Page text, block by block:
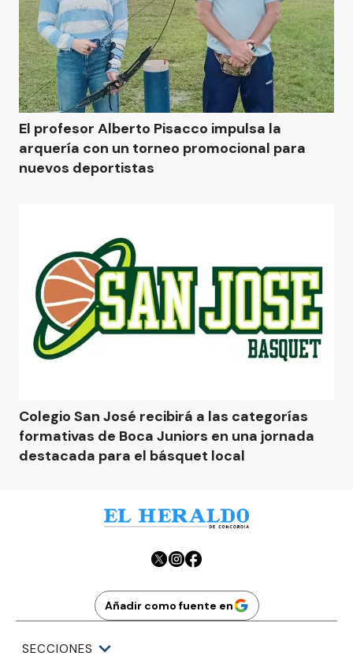
El profesor Alberto Pisacco impulsa la
arquería con un torneo promocional para
nuevos deportistas
Colegio San José recibirá a las categorías
formativas de Boca Juniors en una jornada
destacada para el básquet local
Añadir como fuente en
SECCIONES